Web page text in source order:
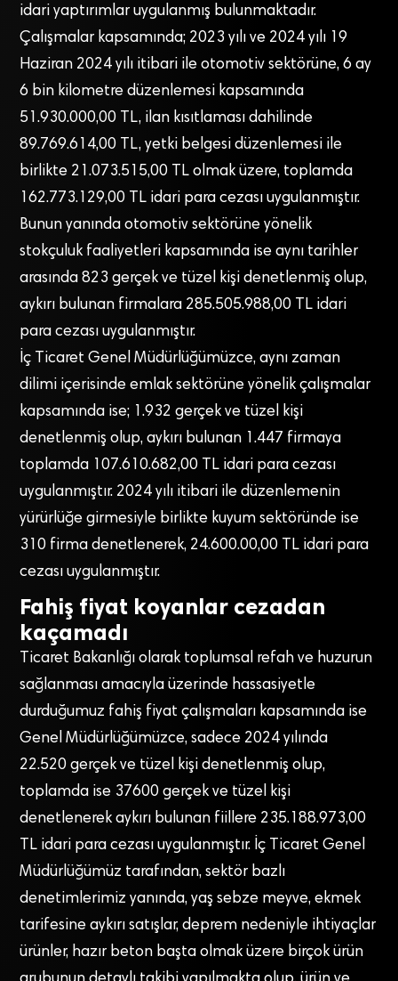
idari yaptırımlar uygulanmış bulunmaktadır.
Çalışmalar kapsamında; 2023 yılı ve 2024 yılı 19
Haziran 2024 yılı itibari ile otomotiv sektörüne, 6 ay
6 bin kilometre düzenlemesi kapsamında
51.930.000,00 TL, ilan kısıtlaması dahilinde
89.769.614,00 TL, yetki belgesi düzenlemesi ile
birlikte 21.073.515,00 TL olmak üzere, toplamda
162.773.129,00 TL idari para cezası uygulanmıştır.
Bunun yanında otomotiv sektörüne yönelik
stokçuluk faaliyetleri kapsamında ise aynı tarihler
arasında 823 gerçek ve tüzel kişi denetlenmiş olup,
aykırı bulunan firmalara 285.505.988,00 TL idari
para cezası uygulanmıştır.
İç Ticaret Genel Müdürlüğümüzce, aynı zaman
dilimi içerisinde emlak sektörüne yönelik çalışmalar
kapsamında ise; 1.932 gerçek ve tüzel kişi
denetlenmiş olup, aykırı bulunan 1.447 firmaya
toplamda 107.610.682,00 TL idari para cezası
uygulanmıştır. 2024 yılı itibari ile düzenlemenin
yürürlüğe girmesiyle birlikte kuyum sektöründe ise
310 firma denetlenerek, 24.600.00,00 TL idari para
cezası uygulanmıştır.
Fahiş fiyat koyanlar cezadan
kaçamadı
Ticaret Bakanlığı olarak toplumsal refah ve huzurun
sağlanması amacıyla üzerinde hassasiyetle
durduğumuz fahiş fiyat çalışmaları kapsamında ise
Genel Müdürlüğümüzce, sadece 2024 yılında
22.520 gerçek ve tüzel kişi denetlenmiş olup,
toplamda ise 37600 gerçek ve tüzel kişi
denetlenerek aykırı bulunan fiillere 235.188.973,00
TL idari para cezası uygulanmıştır. İç Ticaret Genel
Müdürlüğümüz tarafından, sektör bazlı
denetimlerimiz yanında, yaş sebze meyve, ekmek
tarifesine aykırı satışlar, deprem nedeniyle ihtiyaçlar
ürünler, hazır beton başta olmak üzere birçok ürün